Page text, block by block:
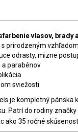
vlasov, brady
s prirodzeným vzhľadom
odrasty, mizne
a parabénov
sviežosti
je kompletný pánska
Patrí do rodiny
ako 35 ročné